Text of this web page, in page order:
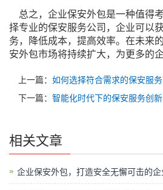
总之，企业保安外包是一种值得
择专业的保安服务公司，企业可以
务，降低成本，提高效率。在未来
安外包市场将持续扩大，为更多的
上一篇： 如何选择符合需求的保安服务
下一篇： 智能化时代下的保安服务创
相关文章
企业保安外包，打造安全无懈可击的企